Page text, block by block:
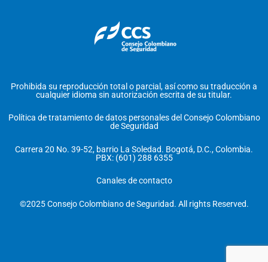
Prohibida su reproducción total o parcial, así como su traducción a
cualquier idioma sin autorización escrita de su titular.
Política de tratamiento de datos personales del Consejo Colombiano
de Seguridad
Carrera 20 No. 39-52, barrio La Soledad. Bogotá, D.C., Colombia.
PBX: (601) 288 6355
Canales de contacto
©2025 Consejo Colombiano de Seguridad. All rights Reserved.